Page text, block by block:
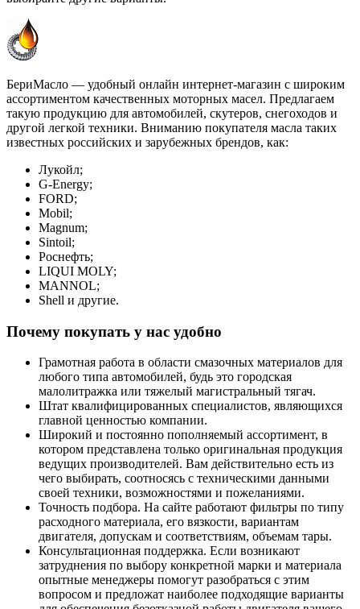
БериМасло — удобный онлайн интернет-магазин с широким
ассортиментом качественных моторных масел. Предлагаем
такую продукцию для автомобилей, скутеров, снегоходов и
другой легкой техники. Вниманию покупателя масла таких
известных российских и зарубежных брендов, как:
Лукойл;
G-Energy;
FORD;
Mobil;
Magnum;
Sintoil;
Роснефть;
LIQUI MOLY;
MANNOL;
Shell и другие.
Почему покупать у нас удобно
Грамотная работа в области смазочных материалов для
любого типа автомобилей, будь это городская
малолитражка или тяжелый магистральный тягач.
Штат квалифицированных специалистов, являющихся
главной ценностью компании.
Широкий и постоянно пополняемый ассортимент, в
котором представлена только оригинальная продукция
ведущих производителей. Вам действительно есть из
чего выбирать, соотносясь с техническими данными
своей техники, возможностями и пожеланиями.
Точность подбора. На сайте работают фильтры по типу
расходного материала, его вязкости, вариантам
двигателя, допускам и соответствиям, объемам тары.
Консультационная поддержка. Если возникают
затруднения по выбору конкретной марки и материала
опытные менеджеры помогут разобраться с этим
вопросом и предложат наиболее подходящие варианты